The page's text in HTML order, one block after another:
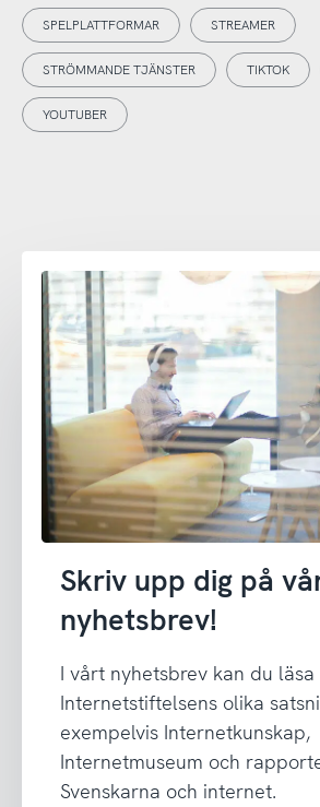
SPELPLATTFORMAR STREAMER
STRÖMMANDE TJÄNSTER TIKTOK
YOUTUBER
Skriv upp dig på
nyhetsbrev!
I vårt nyhetsbrev kan du läsa
Internetstiftelsens olika
exempelvis Internetkunskap,
Internetmuseum och
Svenskarna och internet.